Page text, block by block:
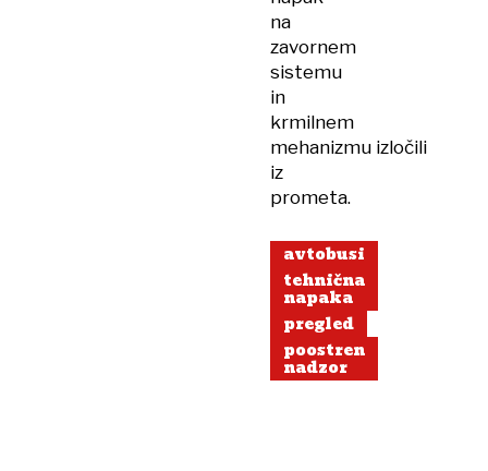
na
zavornem
sistemu
in
krmilnem
mehanizmu izločili
iz
prometa.
avtobusi
tehnična
napaka
pregled
poostren
nadzor